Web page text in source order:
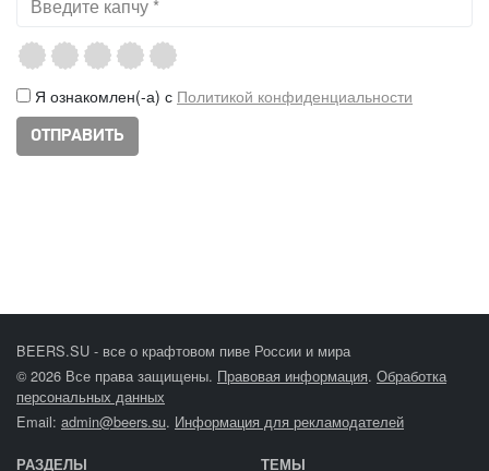
Я ознакомлен(-а) с Политикой конфиденциальности
BEERS.SU - все о крафтовом пиве России и мира
© 2026 Все права защищены. Правовая информация. Обработка
персональных данных
Email: admin@beers.su. Информация для рекламодателей
РАЗДЕЛЫ ТЕМЫ